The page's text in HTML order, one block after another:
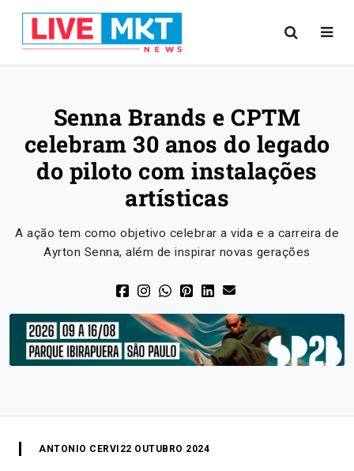
Senna Brands e CPTM
celebram 30 anos do legado
do piloto com instalações
artísticas
A ação tem como objetivo celebrar a vida e a carreira de
Ayrton Senna, além de inspirar novas gerações
ANTONIO CERVI 22 OUTUBRO 2024